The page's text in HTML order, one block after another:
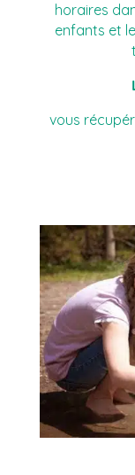
horaires
enfants et
vous